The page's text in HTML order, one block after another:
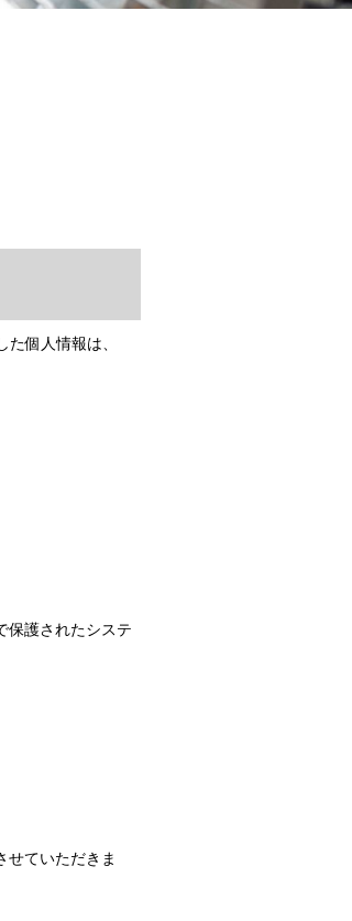
個人情報は、
保護されたシステ
せていただきま